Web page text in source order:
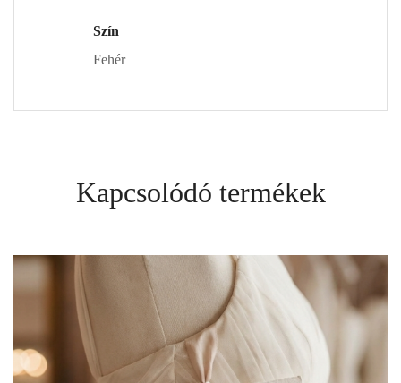
Szín
Fehér
Kapcsolódó termékek